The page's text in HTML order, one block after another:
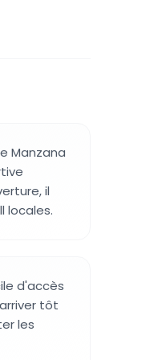
Manzana
il
locales.
d'accès
tôt
les